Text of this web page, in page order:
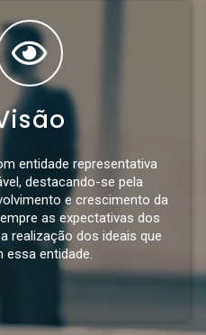
entidade representativa
destacando-se pela
e crescimento da
as expectativas dos
realização dos ideais que
essa entidade.